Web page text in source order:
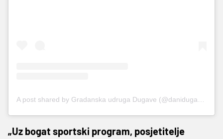
„Uz bogat sportski program, posjetitelje